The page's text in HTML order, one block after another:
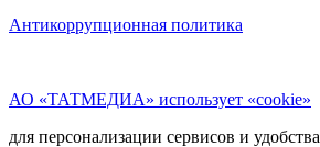
Антикоррупционная политика
АО «ТАТМЕДИА» использует «cookie»
для персонализации сервисов и удобства